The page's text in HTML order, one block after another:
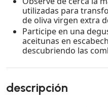
utilizadas para
de oliva virgen extra
Participe en una
aceitunas en
descubriendo las
descripción